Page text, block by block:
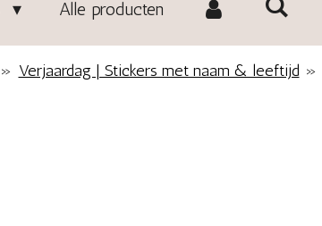
Alle producten
» Verjaardag | Stickers met naam & leeftijd »